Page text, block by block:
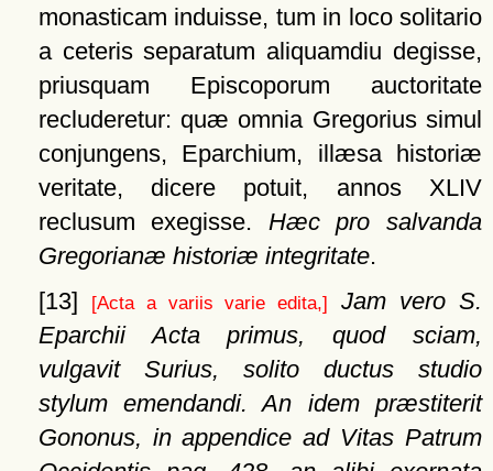
monasticam induisse, tum in loco solitario
a ceteris separatum aliquamdiu degisse,
priusquam Episcoporum auctoritate
recluderetur: quæ omnia Gregorius simul
conjungens, Eparchium, illæsa historiæ
veritate, dicere potuit, annos XLIV
reclusum exegisse. Hæc pro salvanda
Gregorianæ historiæ integritate.
[13]
[Acta a variis varie edita,]
Jam vero S.
Eparchii Acta primus, quod sciam,
vulgavit Surius, solito ductus studio
stylum emendandi. An idem præstiterit
Gononus, in appendice ad Vitas Patrum